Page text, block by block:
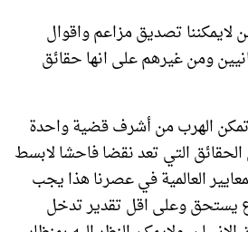
تصديق مزاعم واقوال
ومن غيرهم على انها حقائق
تمكن الهرب من أشرف قضية واحدة
الحقائق التي تعد نقضا فاحشا لابسط
العالمية في عصرنا هذا يجب
يستحق وعلى اقل تقدير تدخل